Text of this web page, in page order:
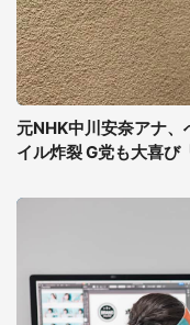
元NHK中川安奈アナ
イル炸裂 G党も大喜び